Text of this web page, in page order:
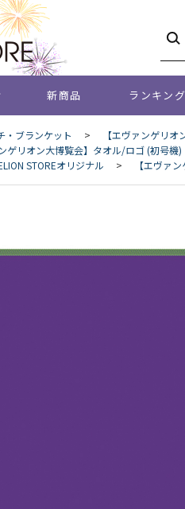
新商品 ランキング
・ブランケット >
【エヴァンゲリ
ンゲリオン大博覧会】タオル/ロゴ (初号機)
STOREオリジナル > 【エヴァ